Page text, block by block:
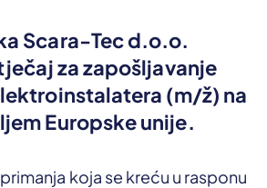
Scara-Tec d.o.o.
za zapošljavanje
(m/ž) na
Europske unije.
koja se kreću u rasponu